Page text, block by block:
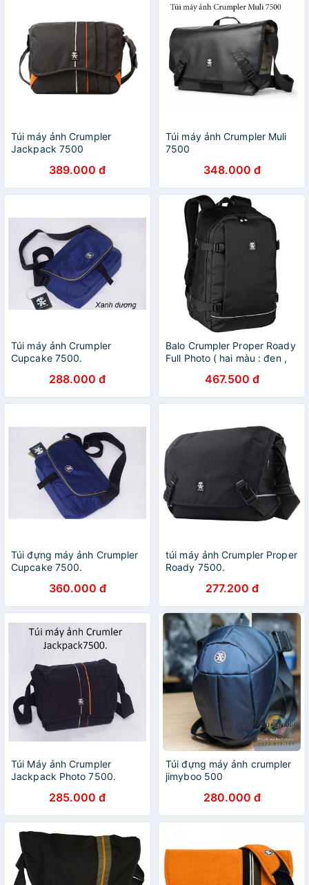
Túi máy ảnh Crumpler
Jackpack 7500
389.000 đ
Túi máy ảnh Crumpler Muli
7500
348.000 đ
Túi máy ảnh Crumpler
Cupcake 7500.
288.000 đ
Balo Crumpler Proper Roady
Full Photo ( hai màu : đen ,
467.500 đ
Túi đựng máy ảnh Crumpler
Cupcake 7500.
360.000 đ
túi máy ảnh Crumpler Proper
Roady 7500.
277.200 đ
Túi Máy ảnh Crumpler
Jackpack Photo 7500.
285.000 đ
Túi đựng máy ảnh crumpler
jimyboo 500
280.000 đ